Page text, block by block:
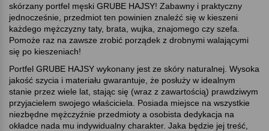
skórzany portfel męski GRUBE HAJSY! Zabawny i praktyczny
jednocześnie, przedmiot ten powinien znaleźć się w kieszeni
każdego mężczyzny taty, brata, wujka, znajomego czy szefa.
Pomoże raz na zawsze zrobić porządek z drobnymi walającymi
się po kieszeniach!
Portfel GRUBE HAJSY wykonany jest ze skóry naturalnej. Wysoka
jakość szycia i materiału gwarantuje, że posłuży w idealnym
stanie przez wiele lat, stając się (wraz z zawartością) prawdziwym
przyjacielem swojego właściciela. Posiada miejsce na wszystkie
niezbędne mężczyźnie przedmioty a osobista dedykacja na
okładce nada mu indywidualny charakter. Jaka będzie jej treść,